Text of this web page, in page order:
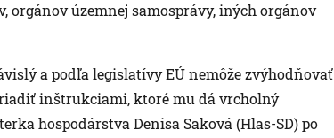
územnej samosprávy, iných orgánov
a podľa legislatívy EÚ nemôže zvýhodňovať
inštrukciami, ktoré mu dá vrcholný
hospodárstva Denisa Saková (Hlas-SD) po